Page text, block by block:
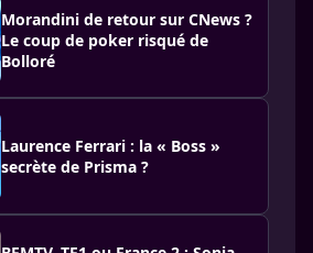
Morandini de retour sur CNews ?
Le coup de poker risqué de
Bolloré
Laurence Ferrari : la « Boss »
secrète de Prisma ?